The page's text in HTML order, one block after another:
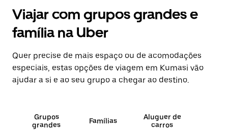
Viajar com grupos grandes e
família na Uber
Quer precise de mais espaço ou de acomodações
especiais, estas opções de viagem em Kumasi vão
ajudar a si e ao seu grupo a chegar ao destino.
Grupos
grandes
Famílias
Aluguer de
carros